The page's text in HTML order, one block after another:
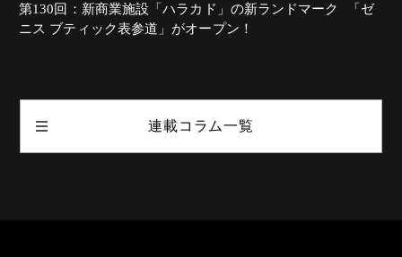
第130回：新商業施設「ハラカド」の新ランドマーク 「ゼ
ニス ブティック表参道」がオープン！
連載コラム一覧